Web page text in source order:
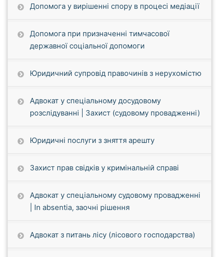
Допомога у вирішенні спору в процесі медіації
Допомога при призначенні тимчасової
державної соціальної допомоги
Юридичний супровід правочинів з нерухомістю
Адвокат у спеціальному досудовому
розслідуванні | Захист (судовому провадженні)
Юридичні послуги з зняття арешту
Захист прав свідків у кримінальній справі
Адвокат у спеціальному судовому провадженні
| In absentia, заочні рішення
Адвокат з питань лісу (лісового господарства)